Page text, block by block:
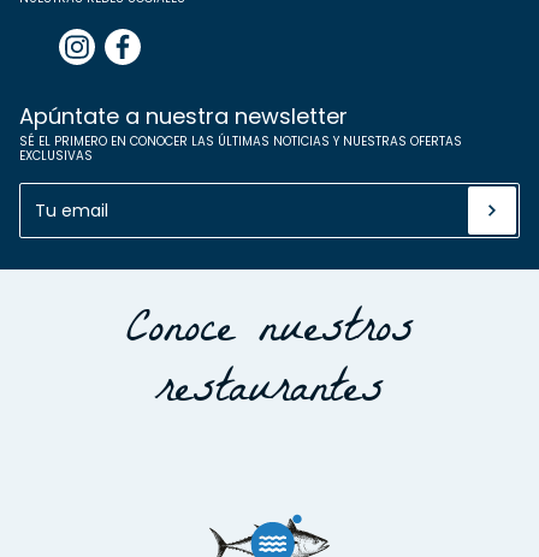
Apúntate a nuestra newsletter
SÉ EL PRIMERO EN CONOCER LAS ÚLTIMAS NOTICIAS Y NUESTRAS OFERTAS
EXCLUSIVAS
Conoce nuestros
restaurantes